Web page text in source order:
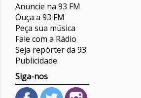
Anuncie na 93 FM
Ouça a 93 FM
Peça sua música
Fale com a Rádio
Seja repórter da 93
Publicidade
Siga-nos